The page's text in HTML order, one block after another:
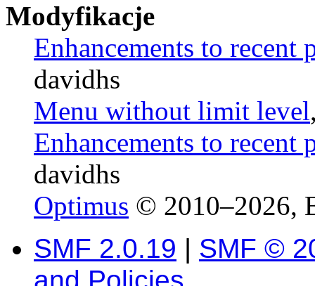
Modyfikacje
Enhancements to recent
davidhs
Menu without limit level
Enhancements to recent
davidhs
Optimus © 2010–2026,
SMF 2.0.19 | SMF ©